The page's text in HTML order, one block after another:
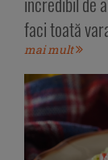
faci toată
mai mult